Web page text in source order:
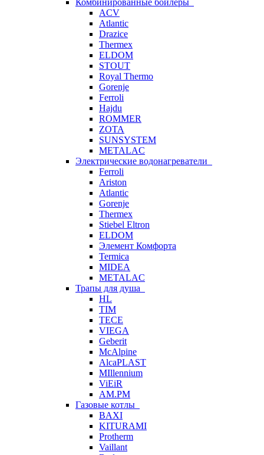
Комбинированные бойлеры
ACV
Atlantic
Drazice
Thermex
ELDOM
STOUT
Royal Thermo
Gorenje
Ferroli
Hajdu
ROMMER
ZOTA
SUNSYSTEM
METALAC
Электрические водонагреватели
Ferroli
Ariston
Atlantic
Gorenje
Thermex
Stiebel Eltron
ELDOM
Элемент Комфорта
Termica
MIDEA
METALAC
Трапы для душа
HL
TIM
TECE
VIEGA
Geberit
McAlpine
AlcaPLAST
MIllennium
ViEiR
AM.PM
Газовые котлы
BAXI
KITURAMI
Protherm
Vaillant